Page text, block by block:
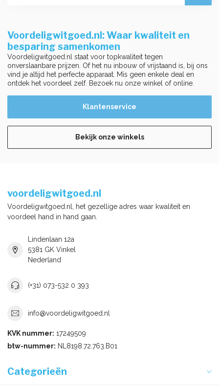
Voordeligwitgoed.nl: Waar kwaliteit en
besparing samenkomen
Voordeligwitgoed.nl staat voor topkwaliteit tegen
onverslaanbare prijzen. Of het nu inbouw of vrijstaand is, bij ons
vind je altijd het perfecte apparaat. Mis geen enkele deal en
ontdek het voordeel zelf. Bezoek nu onze winkel of online.
Klantenservice
Bekijk onze winkels
voordeligwitgoed.nl
Voordeligwitgoed.nl, het gezellige adres waar kwaliteit en
voordeel hand in hand gaan.
Lindenlaan 12a
5381 GK Vinkel
Nederland
(+31) 073-532 0 393
info@voordeligwitgoed.nl
KVK nummer: 17249509
btw-nummer: NL8198.72.763.B01
Categorieën